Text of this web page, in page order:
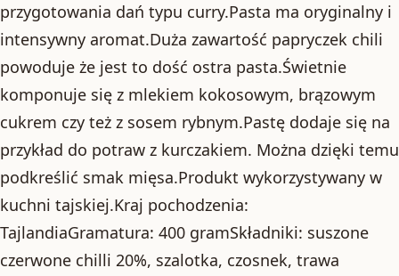
przygotowania dań typu curry.Pasta ma oryginalny i
intensywny aromat.Duża zawartość papryczek chili
powoduje że jest to dość ostra pasta.Świetnie
komponuje się z mlekiem kokosowym, brązowym
cukrem czy też z sosem rybnym.Pastę dodaje się na
przykład do potraw z kurczakiem. Można dzięki temu
podkreślić smak mięsa.Produkt wykorzystywany w
kuchni tajskiej.Kraj pochodzenia:
TajlandiaGramatura: 400 gramSkładniki: suszone
czerwone chilli 20%, szalotka, czosnek, trawa